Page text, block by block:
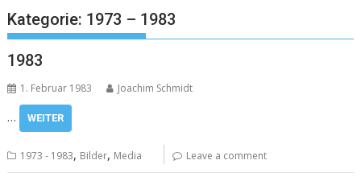
Kategorie: 1973 – 1983
1983
1. Februar 1983 Joachim Schmidt
… WEITER
1973 - 1983, Bilder, Media Leave a comment